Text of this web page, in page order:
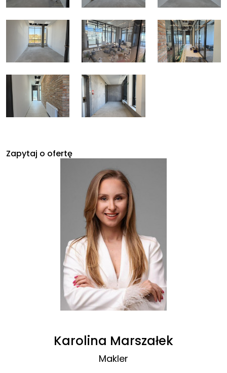
Zapytaj o ofertę
Karolina Marszałek
Makler